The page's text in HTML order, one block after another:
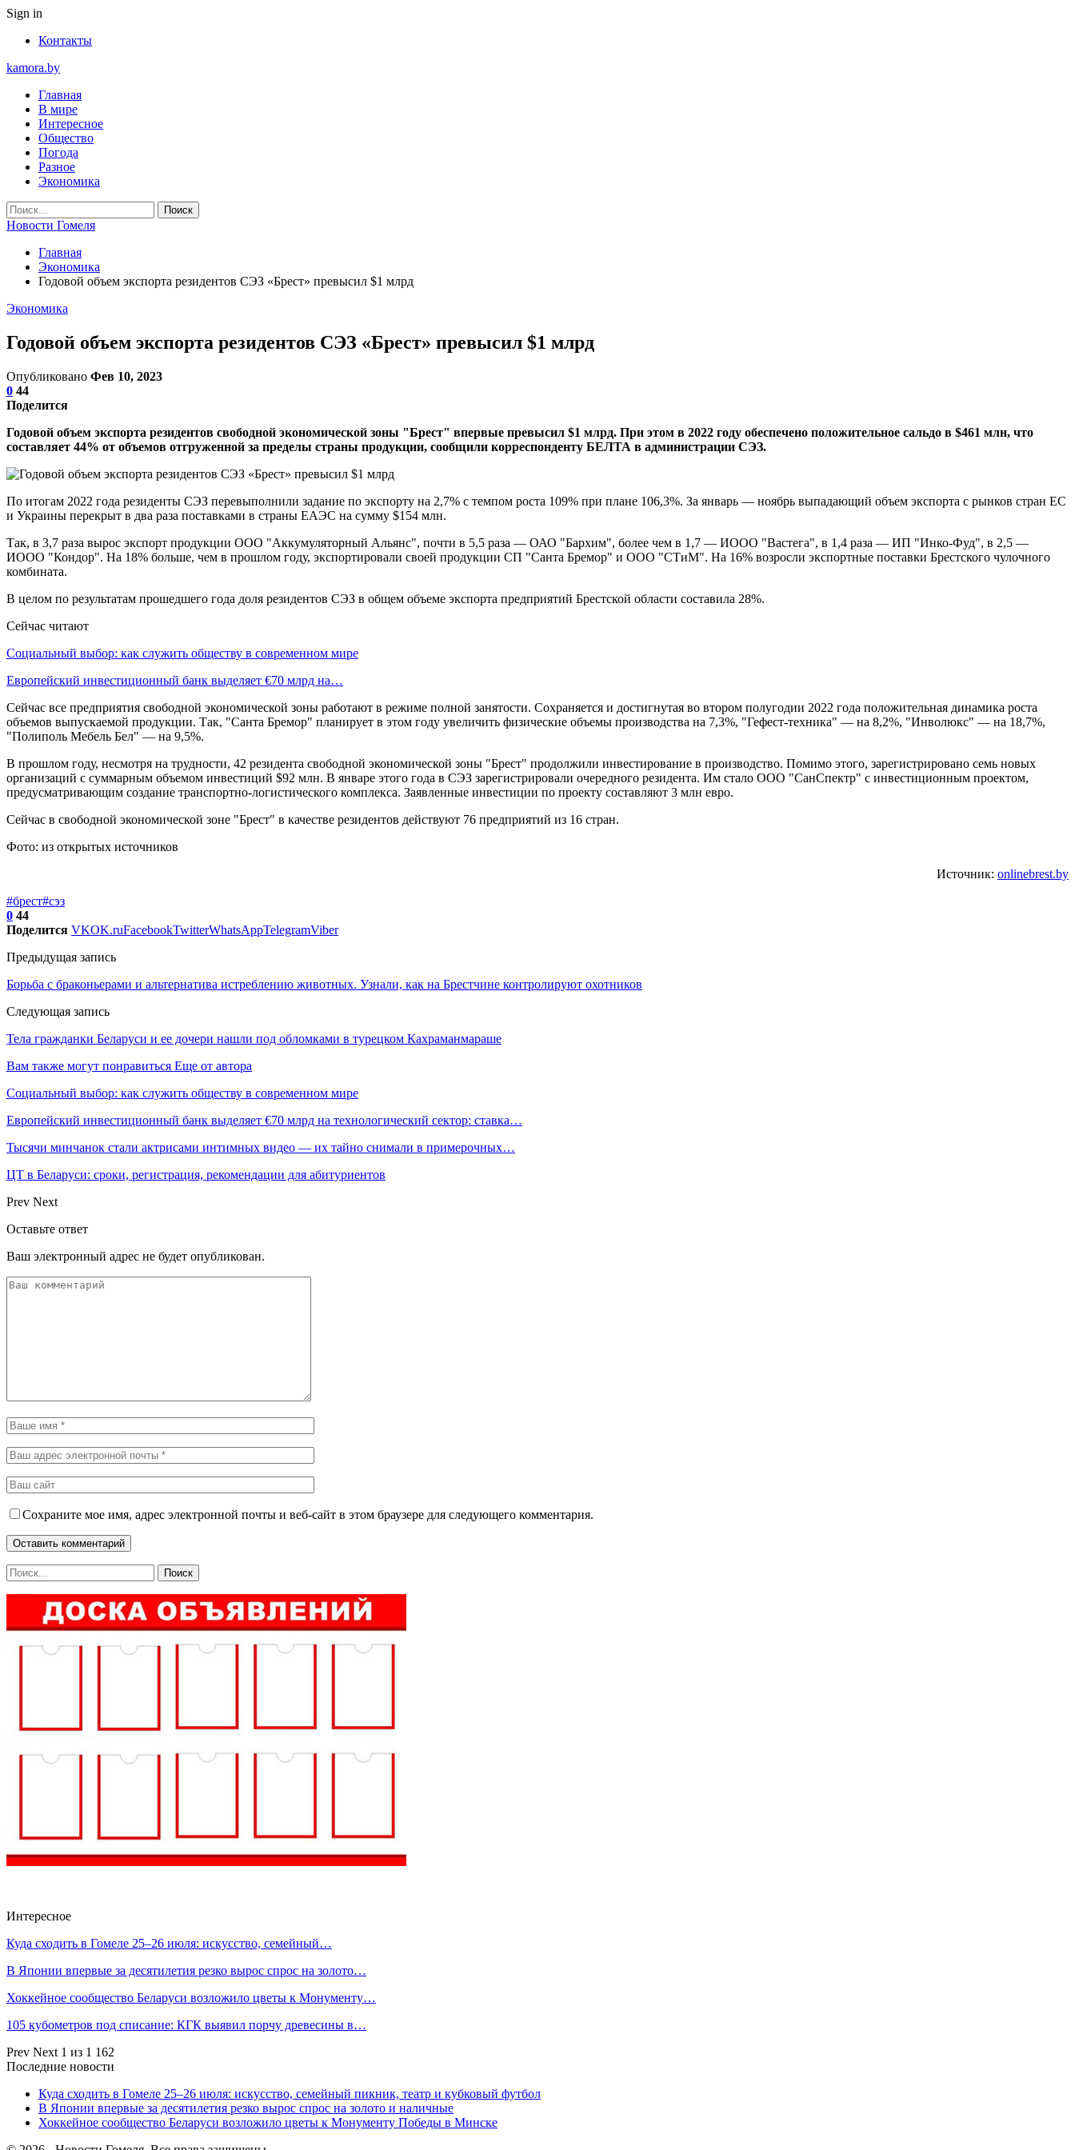
Sign in
Контакты
kamora.by
Главная
В мире
Интересное
Общество
Погода
Разное
Экономика
Новости Гомеля
Главная
Экономика
Годовой объем экспорта резидентов СЭЗ «Брест» превысил $1 млрд
Экономика
Годовой объем экспорта резидентов СЭЗ «Брест» превысил $1 млрд
Опубликовано Фев 10, 2023
0 44
Поделится
Годовой объем экспорта резидентов свободной экономической зоны "Брест" впервые превысил $1 млрд. При этом в 2022 году обеспечено положительное сальдо в $461 млн, что
составляет 44% от объемов отгруженной за пределы страны продукции, сообщили корреспонденту БЕЛТА в администрации СЭЗ.
По итогам 2022 года резиденты СЭЗ перевыполнили задание по экспорту на 2,7% с темпом роста 109% при плане 106,3%. За январь — ноябрь выпадающий объем экспорта с рынков стран ЕС
и Украины перекрыт в два раза поставками в страны ЕАЭС на сумму $154 млн.
Так, в 3,7 раза вырос экспорт продукции ООО "Аккумуляторный Альянс", почти в 5,5 раза — ОАО "Бархим", более чем в 1,7 — ИООО "Вастега", в 1,4 раза — ИП "Инко-Фуд", в 2,5 —
ИООО "Кондор". На 18% больше, чем в прошлом году, экспортировали своей продукции СП "Санта Бремор" и ООО "СТиМ". На 16% возросли экспортные поставки Брестского чулочного
комбината.
В целом по результатам прошедшего года доля резидентов СЭЗ в общем объеме экспорта предприятий Брестской области составила 28%.
Сейчас читают
Социальный выбор: как служить обществу в современном мире
Европейский инвестиционный банк выделяет €70 млрд на…
Сейчас все предприятия свободной экономической зоны работают в режиме полной занятости. Сохраняется и достигнутая во втором полугодии 2022 года положительная динамика роста
объемов выпускаемой продукции. Так, "Санта Бремор" планирует в этом году увеличить физические объемы производства на 7,3%, "Гефест-техника" — на 8,2%, "Инволюкс" — на 18,7%,
"Полиполь Мебель Бел" — на 9,5%.
В прошлом году, несмотря на трудности, 42 резидента свободной экономической зоны "Брест" продолжили инвестирование в производство. Помимо этого, зарегистрировано семь новых
организаций с суммарным объемом инвестиций $92 млн. В январе этого года в СЭЗ зарегистрировали очередного резидента. Им стало ООО "СанСпектр" с инвестиционным проектом,
предусматривающим создание транспортно-логистического комплекса. Заявленные инвестиции по проекту составляют 3 млн евро.
Сейчас в свободной экономической зоне "Брест" в качестве резидентов действуют 76 предприятий из 16 стран.
Фото: из открытых источников
Источник: onlinebrest.by
#брест#сэз
0 44
Поделится VKOK.ruFacebookTwitterWhatsAppTelegramViber
Предыдущая запись
Борьба с браконьерами и альтернатива истреблению животных. Узнали, как на Брестчине контролируют охотников
Следующая запись
Тела гражданки Беларуси и ее дочери нашли под обломками в турецком Кахраманмараше
Вам также могут понравиться Еще от автора
Социальный выбор: как служить обществу в современном мире
Европейский инвестиционный банк выделяет €70 млрд на технологический сектор: ставка…
Тысячи минчанок стали актрисами интимных видео — их тайно снимали в примерочных…
ЦТ в Беларуси: сроки, регистрация, рекомендации для абитуриентов
Prev Next
Оставьте ответ
Ваш электронный адрес не будет опубликован.
Сохраните мое имя, адрес электронной почты и веб-сайт в этом браузере для следующего комментария.
Интересное
Куда сходить в Гомеле 25–26 июля: искусство, семейный…
В Японии впервые за десятилетия резко вырос спрос на золото…
Хоккейное сообщество Беларуси возложило цветы к Монументу…
105 кубометров под списание: КГК выявил порчу древесины в…
Prev Next 1 из 1 162
Последние новости
Куда сходить в Гомеле 25–26 июля: искусство, семейный пикник, театр и кубковый футбол
В Японии впервые за десятилетия резко вырос спрос на золото и наличные
Хоккейное сообщество Беларуси возложило цветы к Монументу Победы в Минске